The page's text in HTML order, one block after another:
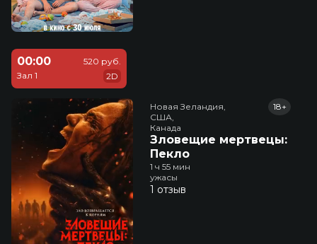
00:00
Зал 1
520 руб.
2D
Новая Зеландия,
США,
Канада
Зловещие мертвецы:
Пекло
18+
1 ч 55 мин
ужасы
1 отзыв